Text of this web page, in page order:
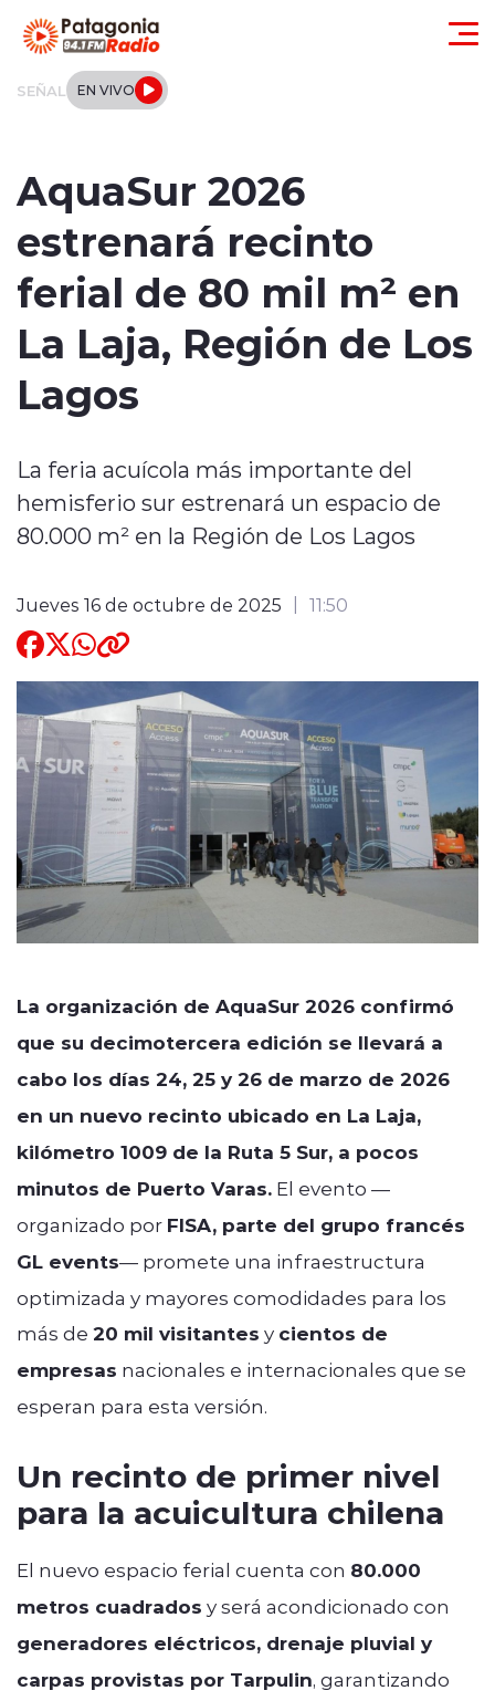
SEÑAL EN VIVO
Regionales
Local
Tendencias
Entrevistas
Quienes Somos
modo claro
AquaSur 2026
estrenará recinto
ferial de 80 mil m² en
La Laja, Región de Los
Lagos
La feria acuícola más importante del
hemisferio sur estrenará un espacio de
80.000 m² en la Región de Los Lagos
Jueves 16 de octubre de 2025 11:50
La organización de AquaSur 2026 confirmó
que su decimotercera edición se llevará a
cabo los días 24, 25 y 26 de marzo de 2026
en un nuevo recinto ubicado en La Laja,
kilómetro 1009 de la Ruta 5 Sur, a pocos
minutos de Puerto Varas. El evento —
organizado por FISA, parte del grupo francés
GL events— promete una infraestructura
optimizada y mayores comodidades para los
más de 20 mil visitantes y cientos de
empresas nacionales e internacionales que se
esperan para esta versión.
Un recinto de primer nivel
para la acuicultura chilena
El nuevo espacio ferial cuenta con 80.000
metros cuadrados y será acondicionado con
generadores eléctricos, drenaje pluvial y
carpas provistas por Tarpulin, garantizando